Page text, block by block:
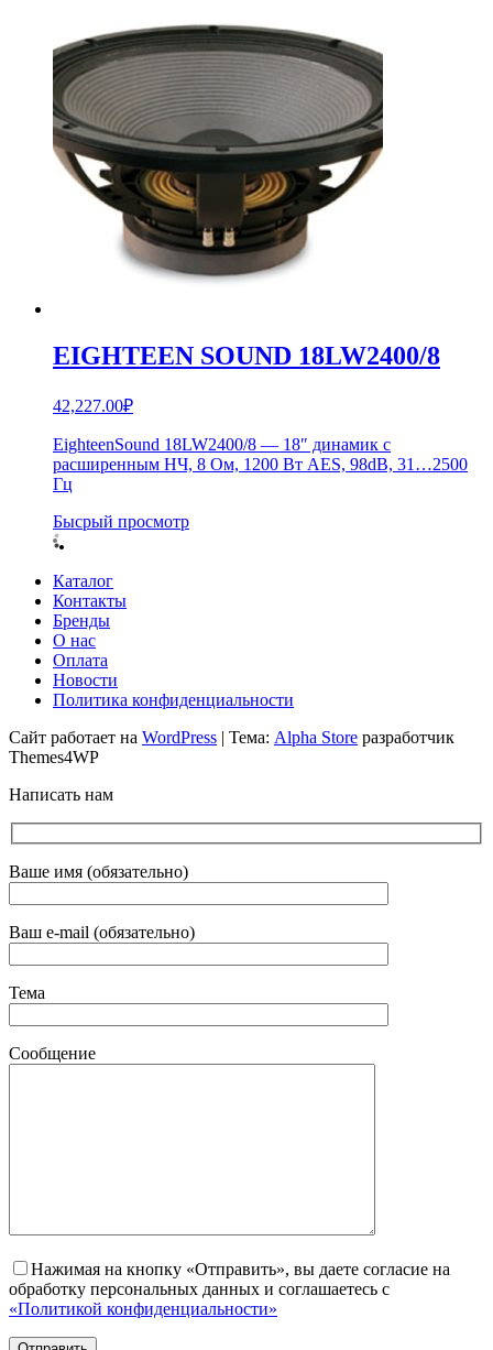
EIGHTEEN SOUND 18LW2400/8
42,227.00₽
EighteenSound 18LW2400/8 — 18″ динамик с
расширенным НЧ, 8 Ом, 1200 Вт AES, 98dB, 31…2500
Гц
Бысрый просмотр
Каталог
Контакты
Бренды
О нас
Оплата
Новости
Политика конфиденциальности
Сайт работает на WordPress | Тема: Alpha Store разработчик
Themes4WP
Написать нам
Ваше имя (обязательно)
Ваш e-mail (обязательно)
Тема
Сообщение
Нажимая на кнопку «Отправить», вы даете согласие на
обработку персональных данных и соглашаетесь с
«Политикой конфиденциальности»